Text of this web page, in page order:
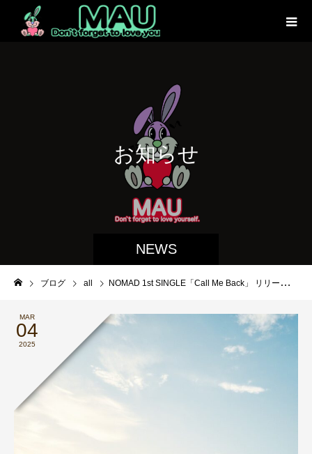
NEWS
お知らせ
ブログ all NOMAD 1st SINGLE「Call Me Back」 リリース記念イベント開催決定!!タワーレコード渋谷
MAR
04
2025